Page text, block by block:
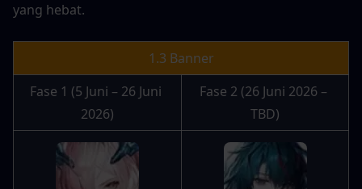
yang hebat.
1.3 Banner
Fase 1 (5 Juni – 26 Juni
2026)
Fase 2 (26 Juni 2026 –
TBD)